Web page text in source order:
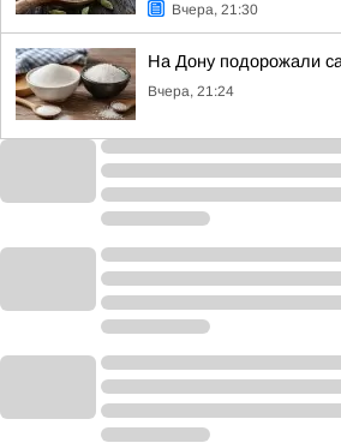
Вчера, 21:30
На Дону подорожали
Вчера, 21:24